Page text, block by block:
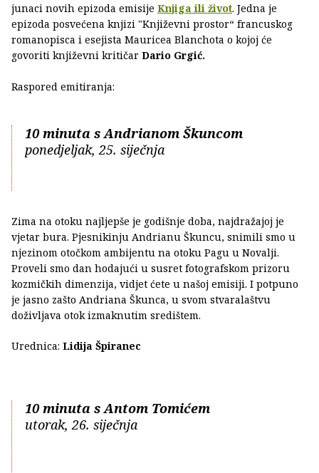
junaci novih epizoda emisije Knjiga ili život. Jedna je
epizoda posvećena knjizi "Književni prostor“ francuskog
romanopisca i esejista Mauricea Blanchota o kojoj će
govoriti književni kritičar Dario Grgić.
Raspored emitiranja:
10 minuta s Andrianom Škuncom
ponedjeljak, 25. siječnja
Zima na otoku najljepše je godišnje doba, najdražajoj je
vjetar bura. Pjesnikinju Andrianu Škuncu, snimili smo u
njezinom otočkom ambijentu na otoku Pagu u Novalji.
Proveli smo dan hodajući u susret fotografskom prizoru
kozmičkih dimenzija, vidjet ćete u našoj emisiji. I potpuno
je jasno zašto Andriana Škunca, u svom stvaralaštvu
doživljava otok izmaknutim središtem.
Urednica: Lidija Špiranec
10 minuta s Antom Tomićem
utorak, 26. siječnja